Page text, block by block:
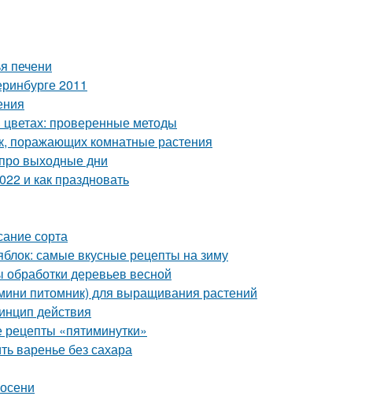
печени
2011
проверенные методы
поражающих комнатные растения
выходные дни
и как праздновать
сорта
самые вкусные рецепты на зиму
деревьев весной
питомник) для выращивания растений
действия
рецепты «пятиминутки»
варенье без сахара